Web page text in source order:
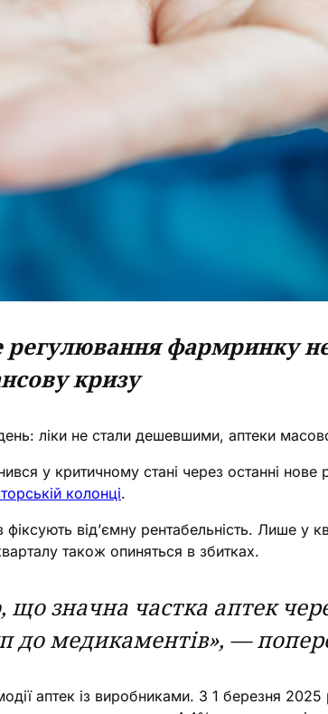
фармринку не
кризу
ліки не стали дешевшими, аптеки
у критичному стані через останні
колонці.
від’ємну рентабельність. Лише у
також опиняться в збитках.
що значна частка аптек
до медикаментів», —
аптек із виробниками. З 1 березня